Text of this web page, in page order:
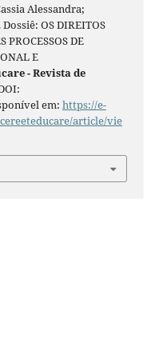
Alessandra;
OS DIREITOS
PROCESSOS DE
E
- Revista de
em: https://e-
article/vie